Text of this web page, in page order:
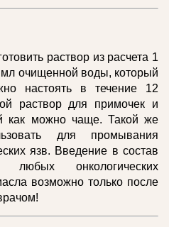
раствор из расчета 1
очищенной воды, который
настоять в течение 12
раствор для примочек и
как можно чаще. Такой же
для промывания
язв. Введение в состав
любых онкологических
возможно только после